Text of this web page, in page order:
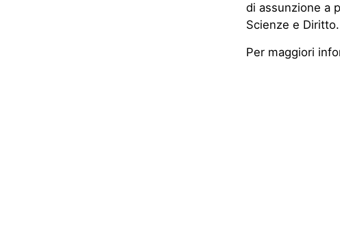
di assunzione a
Scienze e Diritto.
Per maggiori